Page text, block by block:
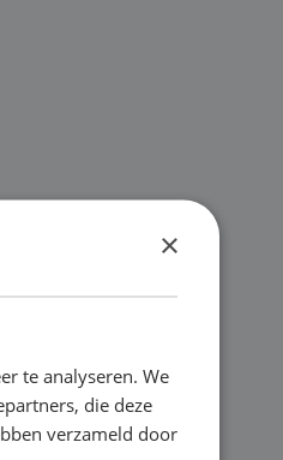
×
te analyseren. We
die deze
verzameld door